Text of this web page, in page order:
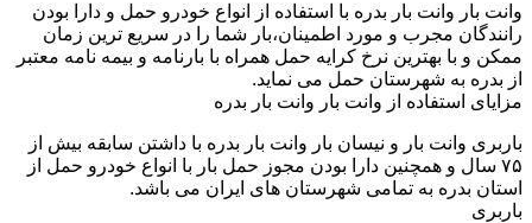
وانت بار وانت بار بدره با استفاده از انواع خودرو حمل و دارا بودن
رانندگان مجرب و مورد اطمینان،بار شما را در سریع ترین زمان
ممکن و با بهترین نرخ کرایه حمل همراه با بارنامه و بیمه نامه معتبر
از بدره به شهرستان حمل می نماید.
مزایای استفاده از وانت بار وانت بار بدره
باربری وانت بار و نیسان بار وانت بار بدره با داشتن سابقه بیش از
۷۵ سال و همچنین دارا بودن مجوز حمل بار با انواع خودرو حمل از
استان بدره به تمامی شهرستان های ایران می باشد.
باربری